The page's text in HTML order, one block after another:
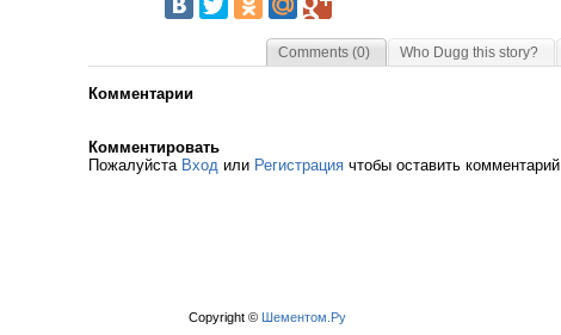
Comments (0) Who Dugg this story?
Комментарии
Комментировать
Пожалуйста Вход или Регистрация чтобы оставить комментарий
Copyright © Шементом.Ру